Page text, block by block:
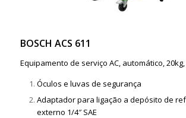
BOSCH ACS 611
Equipamento de serviço AC, automático, 20kg,
Óculos e luvas de segurança
Adaptador para ligação a depósito de
externo 1/4″ SAE